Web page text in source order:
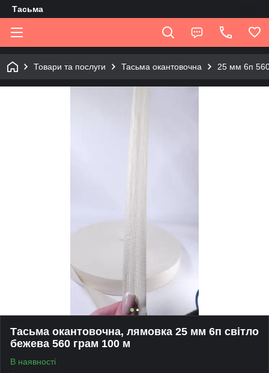
Tасьма
Товари та послуги Тасьма окантовочна 25 мм 6п
Тасьма окантовочна, лямовка 25 мм 6п світло
бежева 560 грам 100 м
В наявності